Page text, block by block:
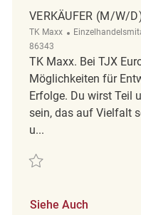
VERKÄUFER (M/W/
TK Maxx Kategorie
86343
TK Maxx. Bei TJX
Möglichkeiten für
Erfolge. Du wirst Teil
sein, das auf Vielfalt
u...
Retten Verkäufer (M/W/D)
Siehe Auch